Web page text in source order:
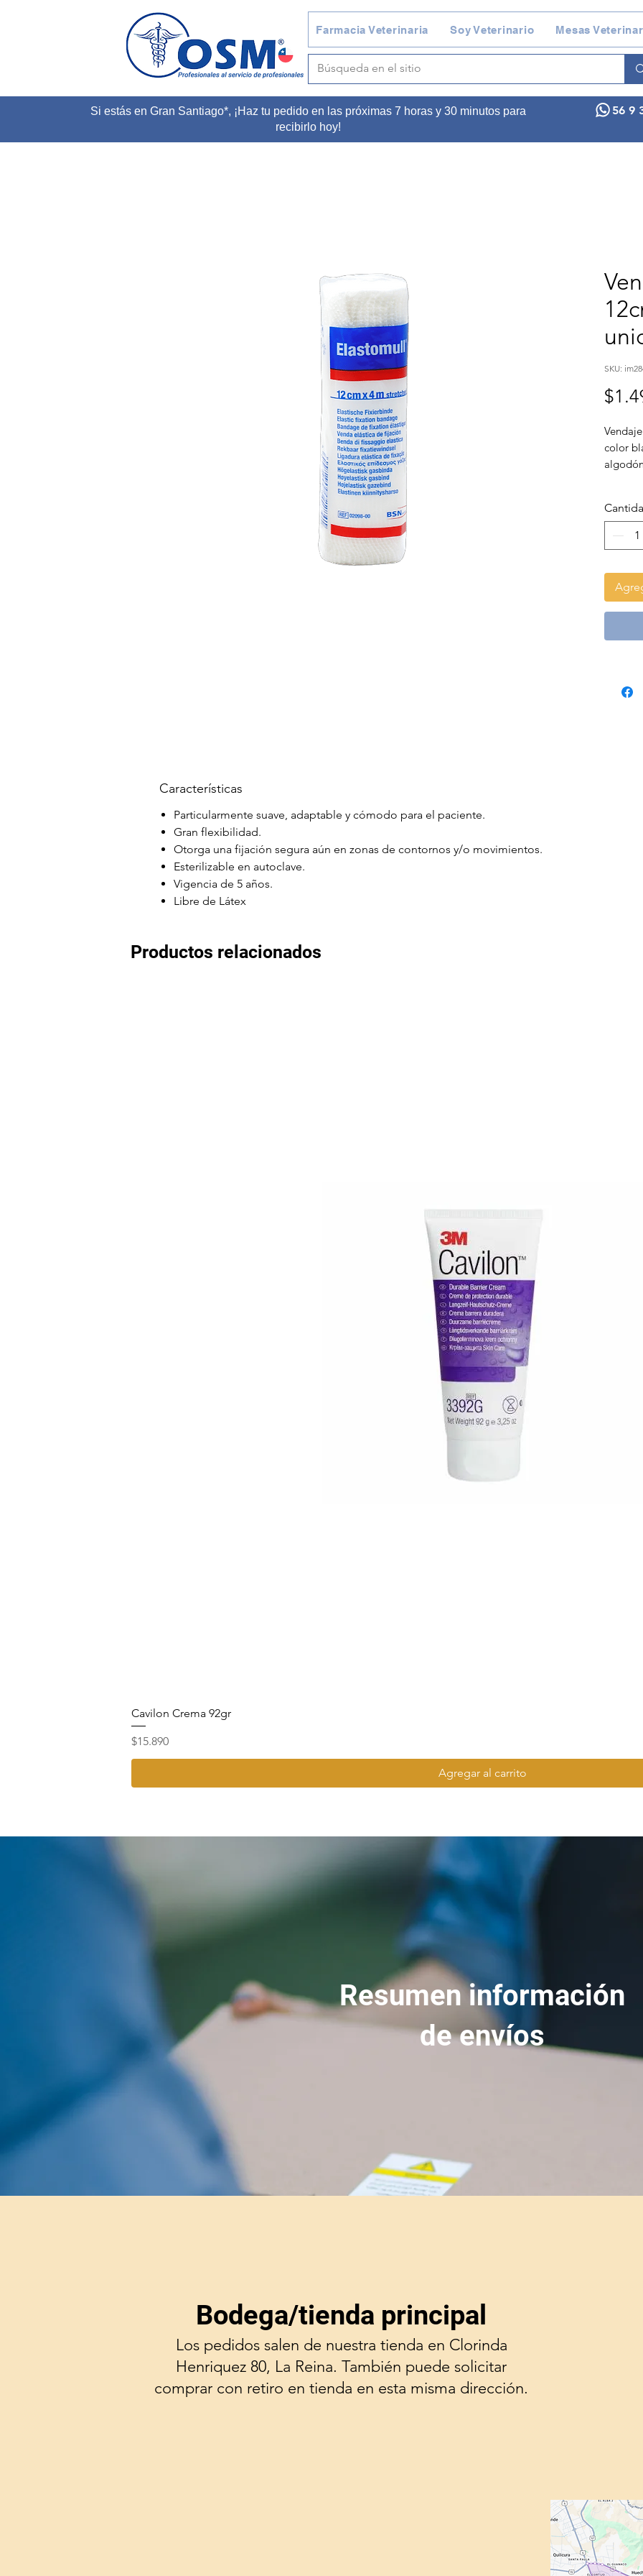
Farmacia Veterinaria Soy Veterinario Mesas
Si estás en Gran Santiago*, ¡Haz tu pedido en las próximas 7 horas y 30 minutos para
recibirlo hoy!
56 9
SKU:
color
Características
Particularmente suave, adaptable y cómodo para el paciente.
Gran flexibilidad.
Otorga una fijación segura aún en zonas de contornos y/o movimientos.
Esterilizable en autoclave.
Vigencia de 5 años.
Libre de Látex
Productos relacionados
Cavilon Crema 92gr
Precio
$15.890
Agregar al carrito
Resumen información
de envíos
Bodega/tienda principal
Los pedidos salen de nuestra tienda en Clorinda
Henriquez 80, La Reina. También puede solicitar
comprar con retiro en tienda en esta misma dirección.